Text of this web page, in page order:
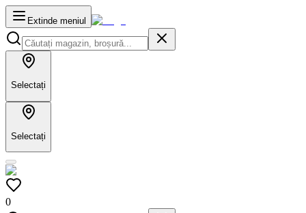
Extinde meniul
Selectați
Selectați
0